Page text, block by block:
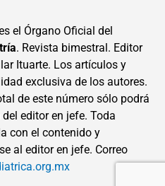
el Órgano Oficial del
. Revista bimestral. Editor
Ituarte. Los artículos y
exclusiva de los autores.
de este número sólo podrá
editor en jefe. Toda
con el contenido y
al editor en jefe. Correo